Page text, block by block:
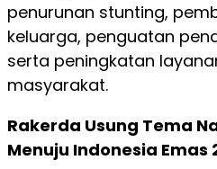
penurunan stunting,
keluarga, penguatan
serta peningkatan
masyarakat.
Rakerda Usung Tema
Menuju Indonesia Emas